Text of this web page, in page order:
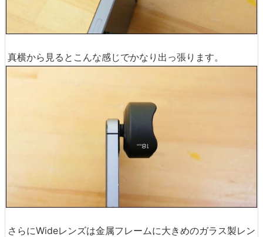
真横から見るとこんな感じでかなり出っ張ります。
さらにWideレンズは金属フレームに大きめのガラス製レン